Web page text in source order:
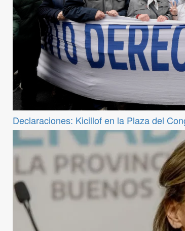
Declaraciones: Kicillof en la Plaza del